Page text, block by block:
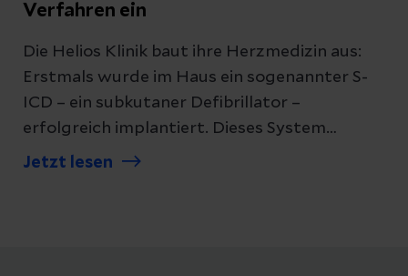
Verfahren ein
Die Helios Klinik baut ihre Herzmedizin aus:
Erstmals wurde im Haus ein sogenannter S-
ICD – ein subkutaner Defibrillator –
erfolgreich implantiert. Dieses System
schützt Patienten vor dem plötzlichen
Jetzt lesen